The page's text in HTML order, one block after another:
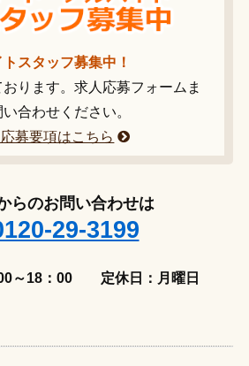
スタッフ募集中！
ります。求人応募フォームま
合わせください。
募要項はこちら
らのお問い合わせは
29-3199
～18：00 定休日：月曜日